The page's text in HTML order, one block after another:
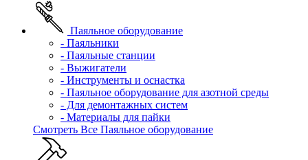
Паяльное оборудование
- Паяльники
- Паяльные станции
- Выжигатели
- Инструменты и оснастка
- Паяльное оборудование для азотной среды
- Для демонтажных систем
- Материалы для пайки
Смотреть Все Паяльное оборудование